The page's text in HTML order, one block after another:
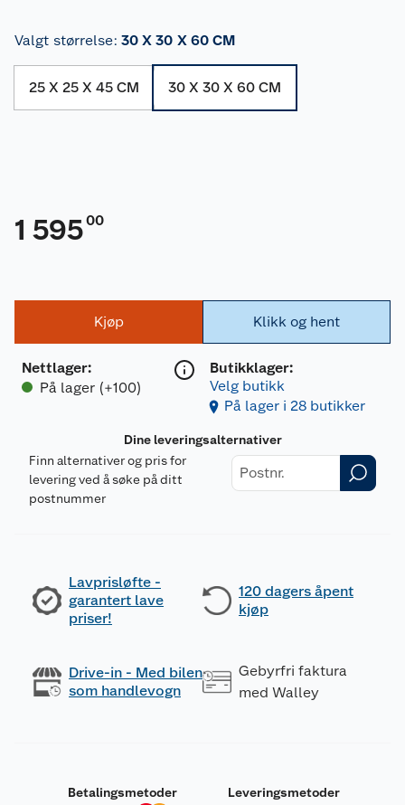
Valgt størrelse: 30 X 30 X 60 CM
25 X 25 X 45 CM 30 X 30 X 60 CM
1 59500
Kjøp
Nettlager:
På lager (+100)
Klikk og hent
Butikklager:
Velg butikk
På lager i 28 butikker
Dine leveringsalternativer
Finn alternativer og pris for
levering ved å søke på ditt
postnummer
Lavprisløfte -
garantert lave
priser!
120 dagers åpent
kjøp
Drive-in - Med bilen
som handlevogn
Gebyrfri faktura
med Walley
Betalingsmetoder Leveringsmetoder